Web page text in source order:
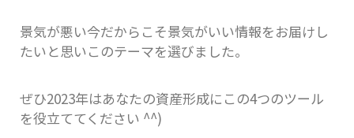
景気が悪い今だからこそ景気がいい情報をお届けし
たいと思いこのテーマを選びました。
ぜひ2023年はあなたの資産形成にこの4つのツール
を役立ててください ^^)